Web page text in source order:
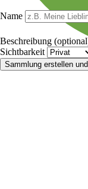
Name
Beschreibung
Sichtbarkeit
Sammlung erstellen